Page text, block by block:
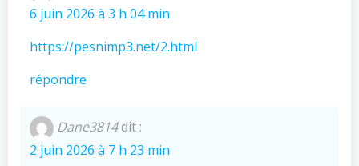
6 juin 2026 à 3 h 04 min
https://pesnimp3.net/2.html
répondre
Dane3814dit :
2 juin 2026 à 7 h 23 min